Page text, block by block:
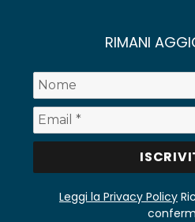
RIMANI
Leggi la Privacy Policy